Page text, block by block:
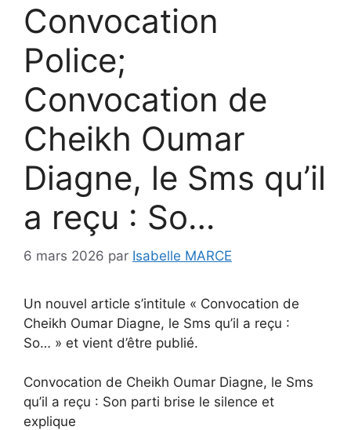
Convocation
Police;
Convocation de
Cheikh Oumar
Diagne, le Sms qu’il
a reçu : So…
6 mars 2026 par Isabelle MARCE
Un nouvel article s’intitule « Convocation de
Cheikh Oumar Diagne, le Sms qu’il a reçu :
So… » et vient d’être publié.
Convocation de Cheikh Oumar Diagne, le Sms
qu’il a reçu : Son parti brise le silence et
explique